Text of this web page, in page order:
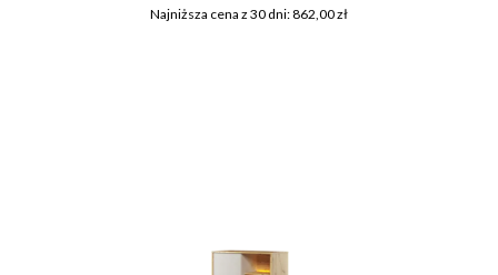
Najniższa cena z 30 dni: 862,00 zł